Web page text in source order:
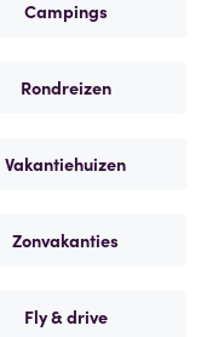
Campings
Rondreizen
Vakantiehuizen
Zonvakanties
Fly & drive